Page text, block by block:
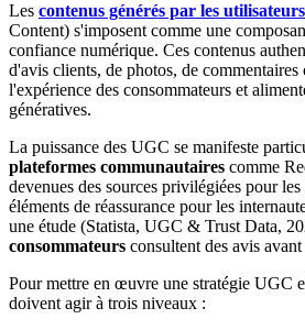
Les contenus générés par les utilisateurs
Content) s'imposent comme une
confiance numérique. Ces contenus
d'avis clients, de photos, de
l'expérience des consommateurs et
génératives.
La puissance des UGC se manifeste
plateformes communautaires comme
devenues des sources privilégiées pour
éléments de réassurance pour les
une étude (Statista, UGC & Trust Data,
consommateurs consultent des avis
Pour mettre en œuvre une stratégie UGC
doivent agir à trois niveaux :